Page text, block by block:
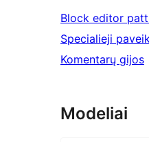
Block editor
Specialieji
Komentarų gijos
Modeliai